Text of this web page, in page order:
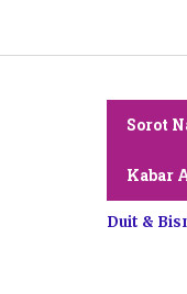
konten
Sorot
Kabar
Duit &